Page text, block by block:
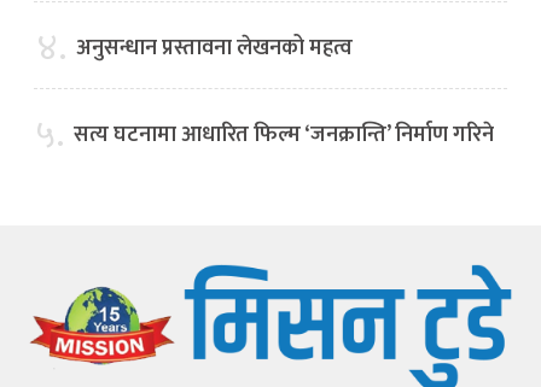
४. अनुसन्धान प्रस्तावना लेखनको महत्व
५. सत्य घटनामा आधारित फिल्म ‘जनक्रान्ति’ निर्माण गरिने